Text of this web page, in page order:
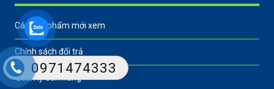
0971474333
Các sản phẩm mới xem
Chính sách đổi trả
Quản lý đơn hàng